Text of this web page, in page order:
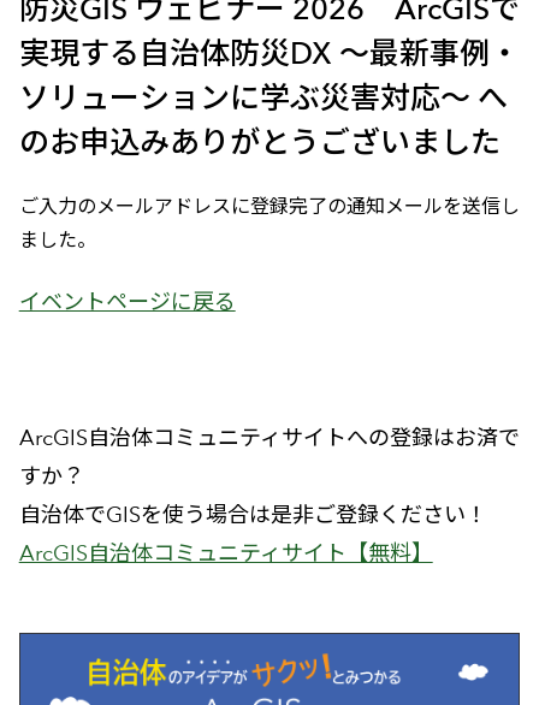
防災GIS ウェビナー 2026 ArcGISで
実現する自治体防災DX ～最新事例・
ソリューションに学ぶ災害対応～ へ
のお申込みありがとうございました
ご入力のメールアドレスに登録完了の通知メールを送信し
ました。
イベントページに戻る
ArcGIS自治体コミュニティサイトへの登録はお済で
すか？
自治体でGISを使う場合は是非ご登録ください！
ArcGIS自治体コミュニティサイト【無料】